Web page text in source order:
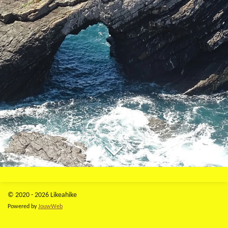
© 2020 - 2026 Likeahike
Powered byJouwWeb